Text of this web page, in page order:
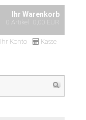
Ihr Warenkorb
0 Artikel 0,00 EUR
Ihr Konto Kasse